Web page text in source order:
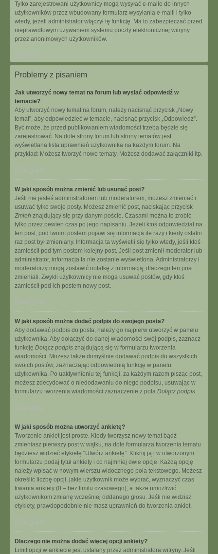
Tylko zarejestrowani użytkownicy mogą wysyłać e-maile do innych
użytkowników przez wbudowany formularz wysyłania e-maili i tylko
wtedy, jeżeli administrator włączył tę funkcję. Ma to zabezpieczać przed
nieprawidłowym używaniem systemu poczty elektronicznej witryny
przez anonimowych użytkowników.
Problemy z pisaniem
Jak utworzyć nowy temat na forum lub wysłać odpowiedź w
temacie?
Aby utworzyć nowy temat na forum, należy nacisnąć przycisk „Nowy
temat”, aby odpowiedzieć w temacie, nacisnąć przycisk „Odpowiedz”.
Być może, że przed publikowaniem wiadomości trzeba będzie się
zarejestrować. Na dole strony forum lub strony tematów jest
wyświetlana lista uprawnień użytkownika na każdym forum. Na
przykład: Możesz tworzyć nowe tematy, Możesz dodawać załączniki itp.
Na górę
W jaki sposób można zmienić lub usunąć post?
Jeśli nie jesteś administratorem lub moderatorem, możesz zmieniać i
usuwać tylko swoje posty. Możesz zmienić post, naciskając przycisk
Zmień znajdujący się przy danym poście. Czasami można to zrobić
tylko przez pewien czas po jego napisaniu. Jeżeli ktoś odpowiedział na
ten post, pod twoim postem pojawi się informacja ile razy i kiedy ostatni
raz post był zmieniany. Informacja ta wyświetli się tylko wtedy, jeśli ktoś
zamieścił pod tym postem kolejny post. Jeśli post zmienił moderator lub
administrator, informacja ta nie zostanie wyświetlona. Administratorzy i
moderatorzy mogą zostawić notatkę z informacją, dlaczego ten post
zmieniali. Zwykli użytkownicy nie mogą usuwać postów, gdy ktoś
zamieścił pod ich postem nowy post.
Na górę
W jaki sposób można dodać podpis do swojego posta?
Aby dodawać podpis do posta, należy go najpierw utworzyć w panelu
użytkownika. Aby dołączyć do danej wiadomości swój podpis, zaznacz
funkcję Dołącz podpis znajdującą się w formularzu tworzenia
wiadomości. Możesz także domyślnie dodawać podpis do wszystkich
swoich postów, zaznaczając odpowiednią funkcję w panelu
użytkownika. Po uaktywnieniu tej funkcji, za każdym razem pisząc post,
możesz zdecydować o niedodawaniu do niego podpisu, usuwając w
formularzu tworzenia wiadomości zaznaczenie z pola Dołącz podpis.
Na górę
W jaki sposób można utworzyć ankietę?
Tworzenie ankiet jest proste. Kiedy tworzysz nowy temat bądź
zmieniasz pierwszy post w wątku, na dole formularza tworzenia tematu
będziesz widzieć etykietę “Utwórz ankietę”. Kliknij ją i w otworzonym
formularzu podaj tytuł ankiety i co najmniej dwie opcje. Każdą opcję
należy wpisać w nowym wierszu widocznego pola tekstowego. Możesz
określić liczbę opcji, jakie użytkownik może wybrać, wyznaczyć czas
trwania ankiety (0 – bez limitu czasowego), a także umożliwić
użytkownikom zmianę wcześniej oddanego głosu. Jeśli nie widzisz
etykiety, prawdopodobnie nie masz uprawnień do tworzenia ankiet.
Na górę
Dlaczego nie można dodać więcej opcji ankiety?
Limit opcji w ankiecie jest ustalany przez administratora witryny. Jeśli